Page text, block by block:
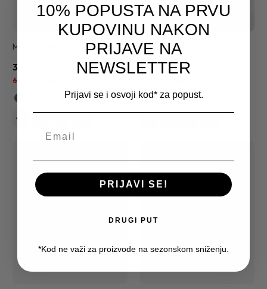
MUŠKE PANTALONE 2757
3,400.00RSD
6,800.00RSD
MUŠKI SAKO 5093
9,730.00RSD
+1
10% POPUSTA NA PRVU
KUPOVINU NAKON
PRIJAVE NA
NEWSLETTER
Prijavi se i osvoji kod* za popust.
PRIJAVI SE!
DRUGI PUT
*Kod ne važi za proizvode na sezonskom sniženju.